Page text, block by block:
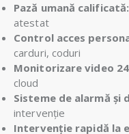
Pază umană calificată:
atestat
Control acces
carduri, coduri
Monitorizare video
cloud
Sisteme de alarmă și
intervenție
Intervenție rapidă la